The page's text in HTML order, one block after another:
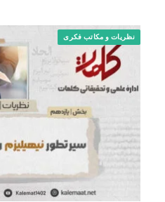
نظریات و مکاتب فکری